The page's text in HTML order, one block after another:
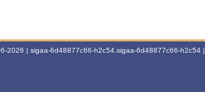
2026 | sigaa-6d48877c66-h2c54.sigaa-6d48877c66-h2c54 |